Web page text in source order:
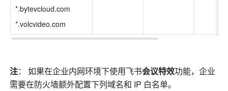
*.bytevcloud.com
*.volcvideo.com
注： 如果在企业内网环境下使用飞书会议特效功能，企业
需要在防火墙额外配置下列域名和 IP 白名单。